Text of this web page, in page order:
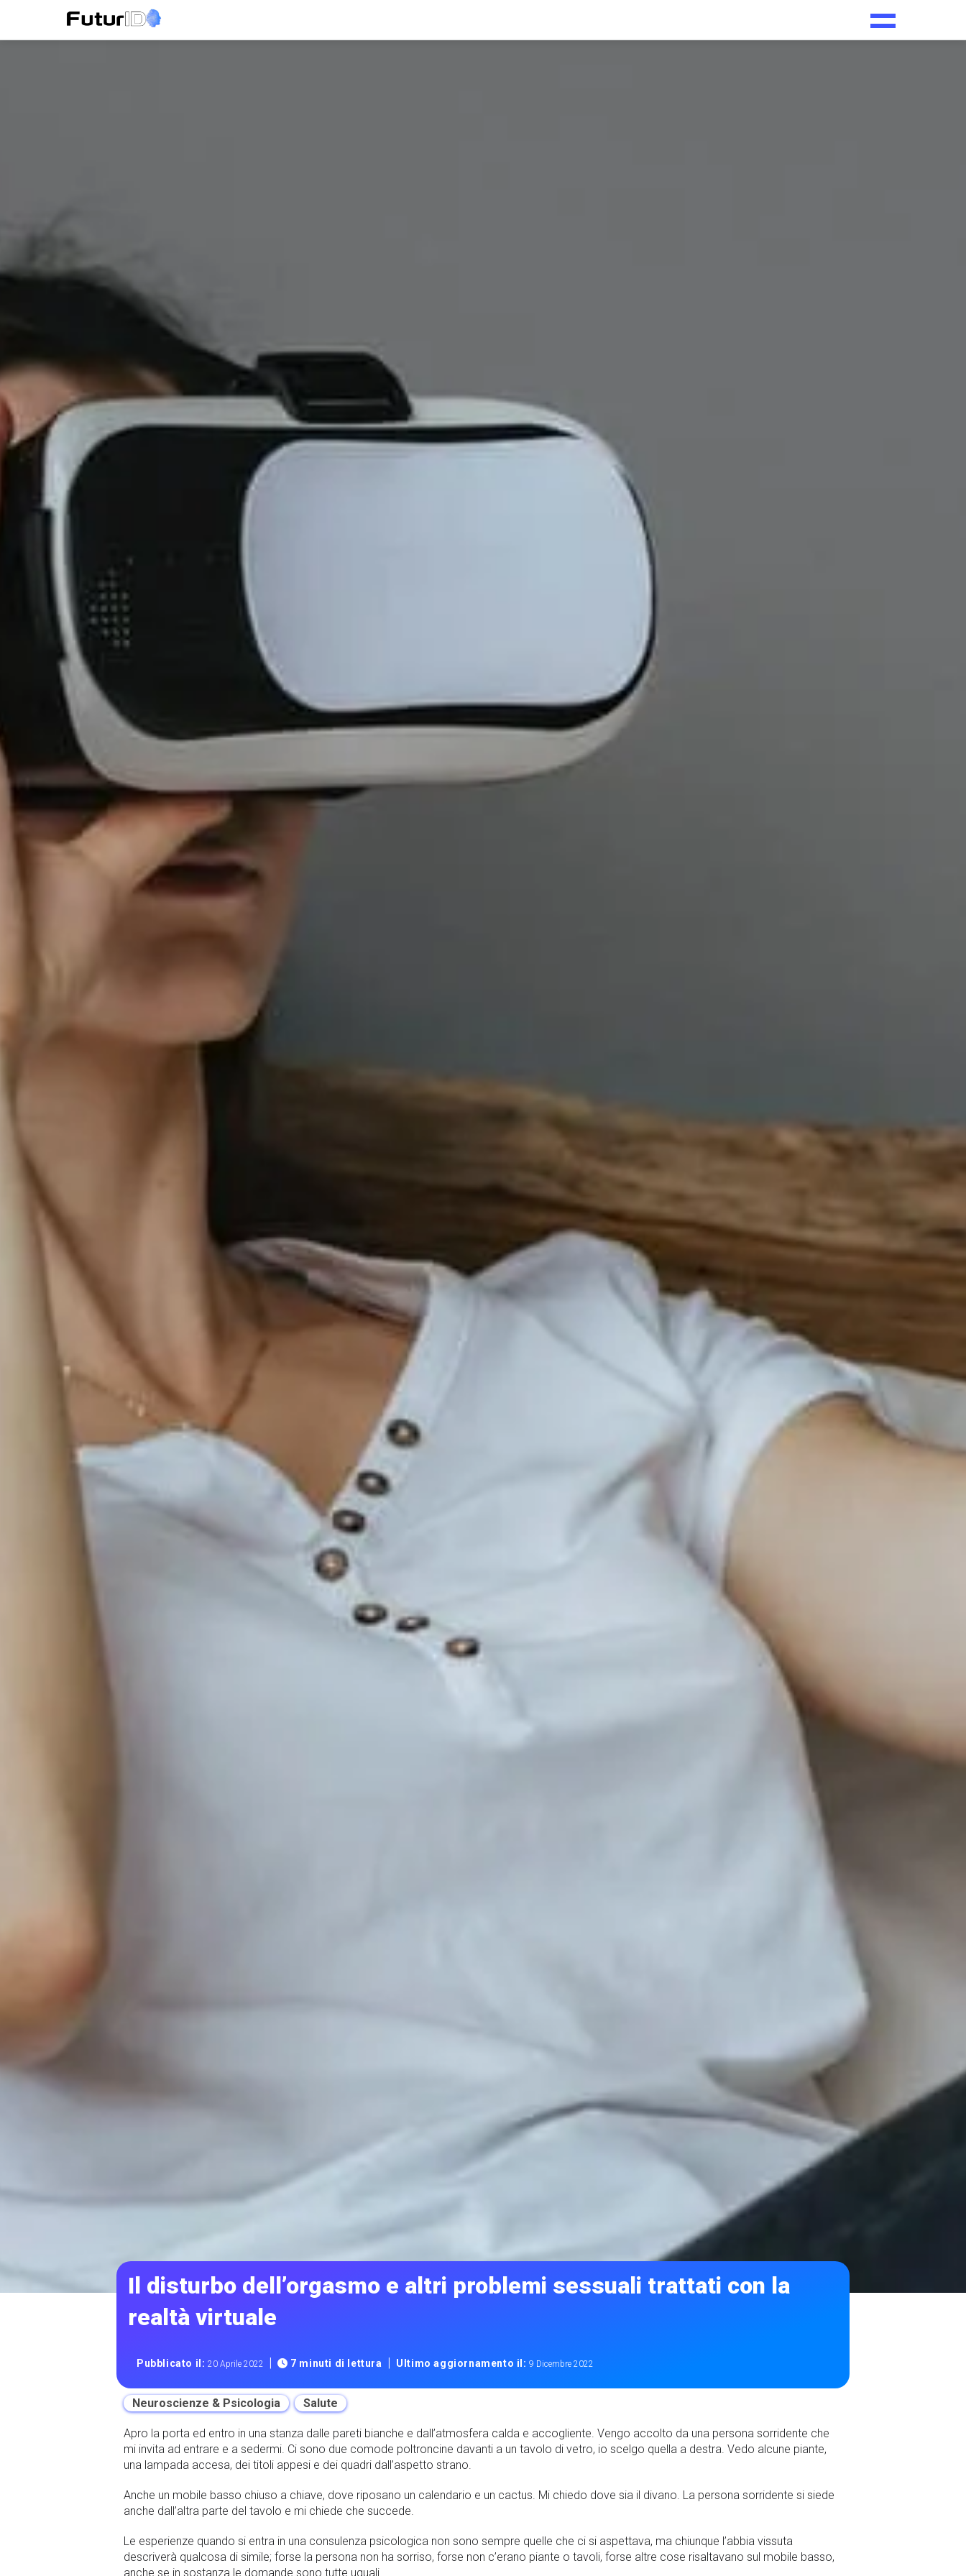
Il disturbo dell’orgasmo e altri problemi sessuali trattati con la
realtà virtuale
Pubblicato il:20 Aprile 2022 | 7 minuti di lettura | Ultimo aggiornamento il:9 Dicembre 2022
Neuroscienze & Psicologia Salute
Apro la porta ed entro in una stanza dalle pareti bianche e dall’atmosfera calda e accogliente. Vengo accolto da una persona sorridente che
mi invita ad entrare e a sedermi. Ci sono due comode poltroncine davanti a un tavolo di vetro, io scelgo quella a destra. Vedo alcune piante,
una lampada accesa, dei titoli appesi e dei quadri dall’aspetto strano.
Anche un mobile basso chiuso a chiave, dove riposano un calendario e un cactus. Mi chiedo dove sia il divano. La persona sorridente si siede
anche dall’altra parte del tavolo e mi chiede che succede.
Le esperienze quando si entra in una consulenza psicologica non sono sempre quelle che ci si aspettava, ma chiunque l’abbia vissuta
descriverà qualcosa di simile; forse la persona non ha sorriso, forse non c’erano piante o tavoli, forse altre cose risaltavano sul mobile basso,
anche se in sostanza le domande sono tutte uguali.